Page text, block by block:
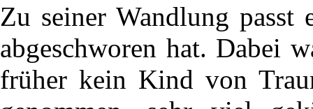
Zu seiner Wandlung passt
abgeschworen hat. Dabei
früher kein Kind von